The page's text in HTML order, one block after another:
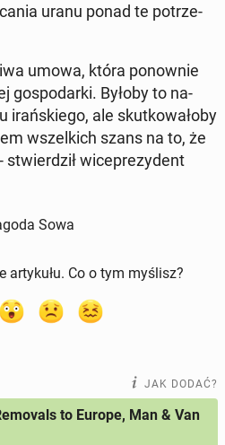
uranu ponad te po­trze­
umowa, która po­now­nie
go­spo­dar­ki. Byłoby to na­
irań­skie­go, ale skut­ko­wa­ło­by
wszel­kich szans na to, że
stwier­dził wi­ce­pre­zy­dent
Sowa
artykułu. Co o tym myślisz?
JAK DODAĆ?
to Europe, Man & Van